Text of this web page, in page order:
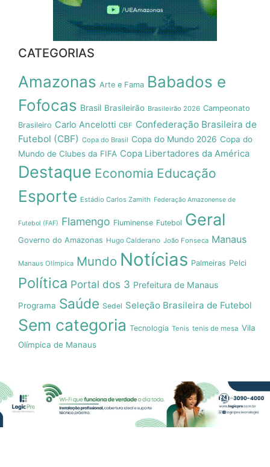
CATEGORIAS
Amazonas Arte e Fama Babados e
Fofocas Brasil Brasileirão Brasileirão 2026 Campeonato
Brasileiro Carlo Ancelotti CBF Confederação Brasileira de
Futebol (CBF) Copa do Brasil Copa do Mundo 2026 Copa do
Mundo de Clubes da FIFA Copa Libertadores da América
Destaque Economia Educação
Esporte Estádio Carlos Zamith Federação Amazonense de
Futebol (FAF) Flamengo Fluminense Futebol Geral
Governo do Amazonas Hugo Calderano João Fonseca Manaus
Manaus Olímpica Mundo Notícias Palmeiras Pelci
Política Portal dos 3 Prefeitura de Manaus
Programa Saúde Sedel Seleção Brasileira de Futebol
Sem categoria Tecnologia Tenis tenis de mesa Vila
Olímpica de Manaus